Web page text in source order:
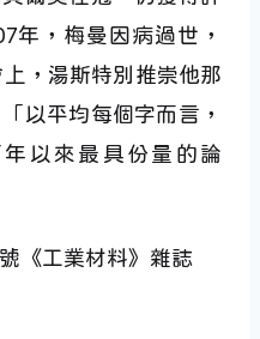
年，梅曼因病過世，
，湯斯特別推崇他那
以平均每個字而言，
以來最具份量的論
《工業材料》雜誌